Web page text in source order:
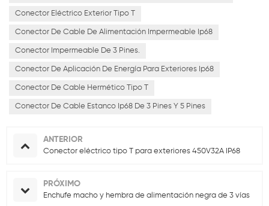
Conector Eléctrico Exterior Tipo T
Conector De Cable De Alimentación Impermeable Ip68
Conector Impermeable De 3 Pines.
Conector De Aplicación De Energía Para Exteriores Ip68
Conector De Cable Hermético Tipo T
Conector De Cable Estanco Ip68 De 3 Pines Y 5 Pines
ANTERIOR
Conector eléctrico tipo T para exteriores 450V32A IP68
PRÓXIMO
Enchufe macho y hembra de alimentación negra de 3 vías